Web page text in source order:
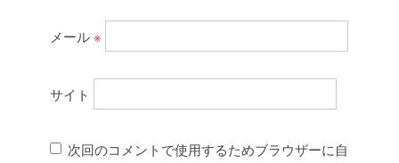
メール※
サイト
次回のコメントで使用するためブラウザーに自